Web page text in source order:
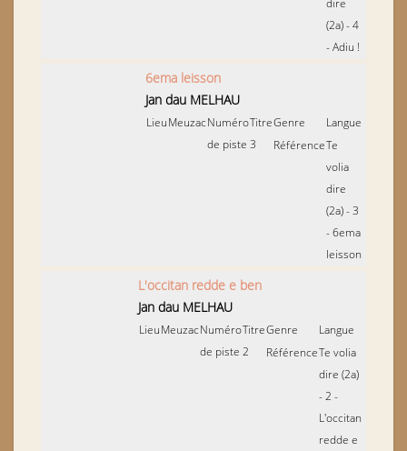
dire
(2a) - 4
- Adiu !
6ema leisson
Jan dau MELHAU
LieuMeuzacNuméro
de piste
Titre
3
Genre
Langue
RéférenceTe
volia
dire
(2a) - 3
- 6ema
leisson
L'occitan redde e ben
Jan dau MELHAU
LieuMeuzacNuméro
de piste
Titre
2
Genre
Langue
RéférenceTe volia
dire (2a)
- 2 -
L'occitan
redde e